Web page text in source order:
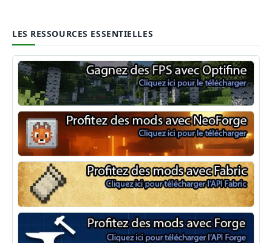
LES RESSOURCES ESSENTIELLES
Optifine
NeoForge
Minecraft Fabric